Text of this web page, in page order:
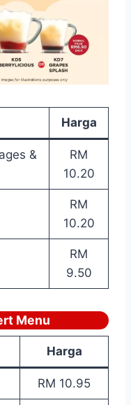
Harga
&
RM
10.20
RM
10.20
RM
9.50
Menu
Harga
RM 10.95